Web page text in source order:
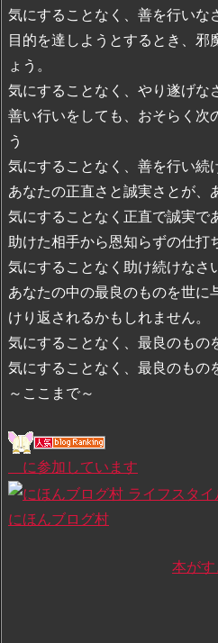
気にすることなく、善を行いな
目的を達しようとするとき、邪
ょう。
気にすることなく、やり遂げな
善い行いをしても、おそらく次
う
気にすることなく、善を行い続
あなたの正直さと誠実さとが、
気にすることなく正直で誠実で
助けた相手から恩知らずの仕打
気にすることなく助け続けなさ
あなたの中の最良のものを世に
けり返されるかもしれません。
気にすることなく、最良のもの
気にすることなく、最良のもの
～ここまで～
に参加しています
にほんブログ村
本が